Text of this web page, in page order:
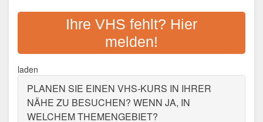
VOLKSHOCHSCHULE
BURGENLANDKREIS "DR.
WILHELM HARNISCH"
Ihre VHS fehlt? Hier
melden!
laden
PLANEN SIE EINEN VHS-KURS IN IHRER
NÄHE ZU BESUCHEN? WENN JA, IN
WELCHEM THEMENGEBIET?